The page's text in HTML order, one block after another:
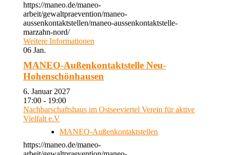
https://maneo.de/maneo-
arbeit/gewaltpraevention/maneo-
aussenkontaktstellen/maneo-aussenkontaktstelle-
marzahn-nord/
Weitere Informationen
06 Jan.
MANEO-Außenkontaktstelle Neu-
Hohenschönhausen
6. Januar 2027
17:00 - 19:00
Nachbarschaftshaus im Ostseeviertel Verein für aktive
Vielfalt e.V
MANEO-Außenkontaktstellen
https://maneo.de/maneo-